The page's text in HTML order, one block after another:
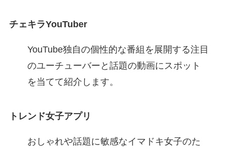
チェキラYouTuber
YouTube独自の個性的な番組を展開する注目
のユーチューバーと話題の動画にスポット
を当てて紹介します。
トレンド女子アプリ
おしゃれや話題に敏感なイマドキ女子のた